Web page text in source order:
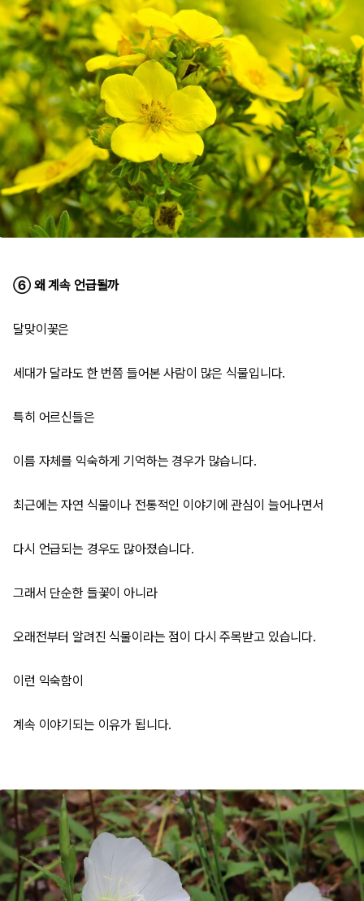
⑥ 왜 계속 언급될까
달맞이꽃은
세대가 달라도 한 번쯤 들어본 사람이 많은 식물입니다.
특히 어르신들은
이름 자체를 익숙하게 기억하는 경우가 많습니다.
최근에는 자연 식물이나 전통적인 이야기에 관심이 늘어나면서
다시 언급되는 경우도 많아졌습니다.
그래서 단순한 들꽃이 아니라
오래전부터 알려진 식물이라는 점이 다시 주목받고 있습니다.
이런 익숙함이
계속 이야기되는 이유가 됩니다.